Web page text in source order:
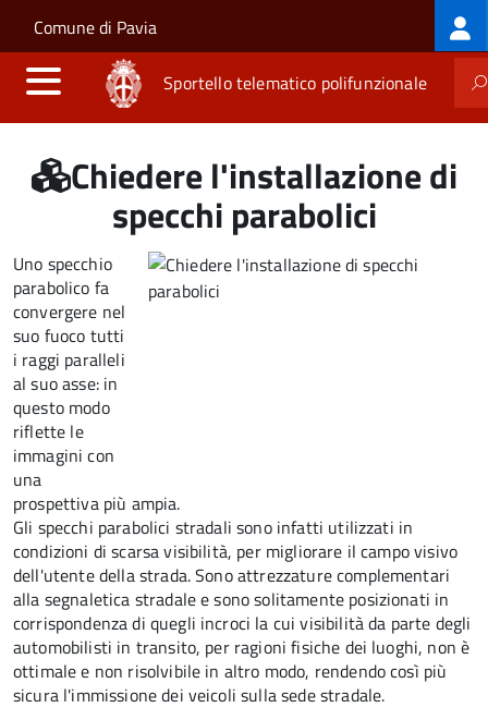
Salta al contenuto principale
Skip to site navigation
Comune di Pavia
Sportello telematico polifunzionale
Chiedere l'installazione di
specchi parabolici
Uno specchio
parabolico fa
convergere nel
suo fuoco tutti
i raggi paralleli
al suo asse: in
questo modo
riflette le
immagini con
una
prospettiva più ampia.
Gli specchi parabolici stradali sono infatti utilizzati in
condizioni di scarsa visibilità, per migliorare il campo visivo
dell'utente della strada. Sono attrezzature complementari
alla segnaletica stradale e sono solitamente posizionati in
corrispondenza di quegli incroci la cui visibilità da parte degli
automobilisti in transito, per ragioni fisiche dei luoghi, non è
ottimale e non risolvibile in altro modo, rendendo così più
sicura l'immissione dei veicoli sulla sede stradale.